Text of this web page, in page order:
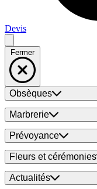
Devis
Fermer
Obsèques
Marbrerie
Prévoyance
Fleurs et cérémonies
Actualités